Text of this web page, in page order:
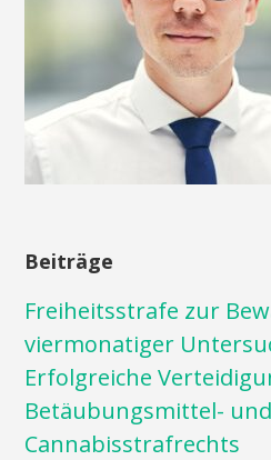
Beiträge
Freiheitsstrafe zur
viermonatiger
Erfolgreiche
Betäubungsmittel- und
Cannabisstrafrechts